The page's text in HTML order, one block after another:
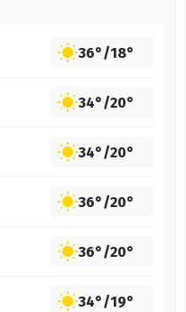
36°/18°
34°/20°
34°/20°
36°/20°
36°/20°
34°/19°